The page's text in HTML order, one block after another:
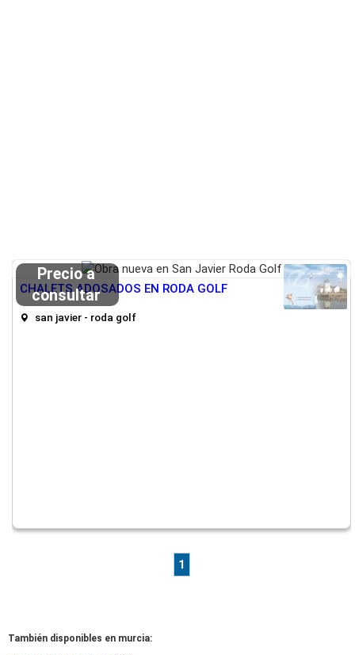
Precio a
consultar
CHALETS ADOSADOS EN RODA GOLF
san javier - roda golf
1
También disponibles en murcia: